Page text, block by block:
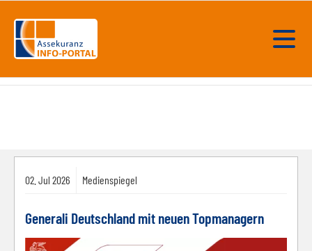
02. Jul 2026 Medienspiegel
Generali Deutschland mit neuen Topmanagern